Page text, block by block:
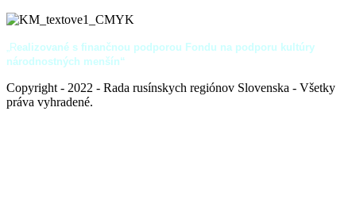
„Realizované s finančnou podporou Fondu na podporu kultúry
národnostných menšín“
Copyright - 2022 - Rada rusínskych regiónov Slovenska - Všetky
práva vyhradené.